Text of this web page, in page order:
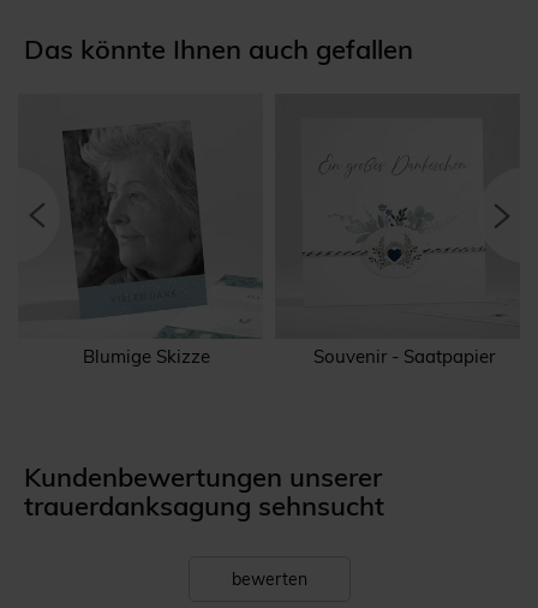
Das könnte Ihnen auch gefallen
Blumige Skizze Souvenir - Saatpapier
Kundenbewertungen unserer
trauerdanksagung sehnsucht
bewerten